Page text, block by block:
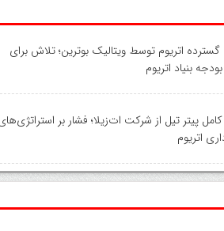
اتریوم توسط ویتالیک بوترین؛ تلاش برای
بنیاد اتریوم
پیتر تیل از شرکت ات‌زیلا؛ فشار بر
اتریوم